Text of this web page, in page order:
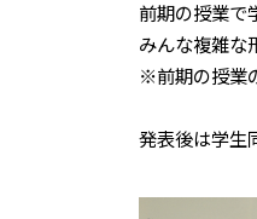
前期の授業で
みんな複雑な
※前期の授業
発表後は学生